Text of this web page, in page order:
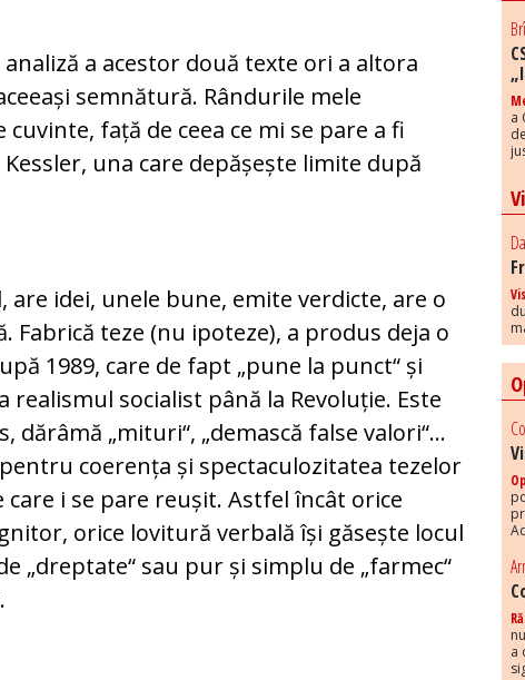
a acestor două texte ori a altora
semnătură. Rândurile mele
față de ceea ce mi se pare a fi
una care depășește limite după
idei, unele bune, emite verdicte, are o
Fabrică teze (nu ipoteze), a produs deja o
1989, care de fapt „pune la punct“ și
socialist până la Revoluție. Este
„mituri“, „demască false valori“...
coerența și spectaculozitatea tezelor
i se pare reușit. Astfel încât orice
orice lovitură verbală își găsește locul
„dreptate“ sau pur și simplu de „farmec“
a
a